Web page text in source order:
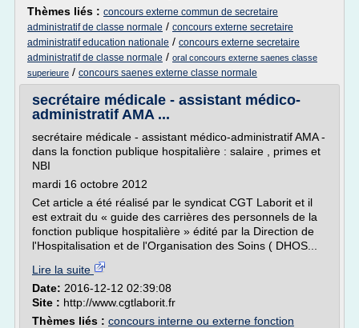
Thèmes liés : concours externe commun de secretaire
administratif de classe normale / concours externe secretaire
administratif education nationale / concours externe secretaire
administratif de classe normale / oral concours externe saenes classe
superieure / concours saenes externe classe normale
secrétaire médicale - assistant médico-
administratif AMA ...
secrétaire médicale - assistant médico-administratif AMA -
dans la fonction publique hospitalière : salaire , primes et
NBI
mardi 16 octobre 2012
Cet article a été réalisé par le syndicat CGT Laborit et il
est extrait du « guide des carrières des personnels de la
fonction publique hospitalière » édité par la Direction de
l'Hospitalisation et de l'Organisation des Soins ( DHOS...
Lire la suite
Date: 2016-12-12 02:39:08
Site : http://www.cgtlaborit.fr
Thèmes liés : concours interne ou externe fonction